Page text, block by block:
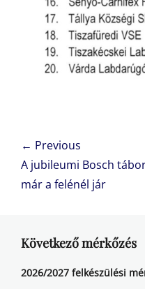
Bejegyzés
navigáció
← Previous
Previous
post:
A jubileumi Bosch
már a felénél jár
Következő mérkőzés
2026/2027 felkészülési